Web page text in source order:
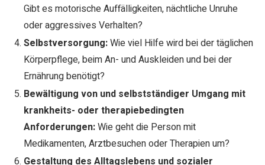
Gibt es motorische Auffälligkeiten, nächtliche Unruhe
oder aggressives Verhalten?
Selbstversorgung:Wie viel Hilfe wird bei der täglichen
Körperpflege, beim An- und Auskleiden und bei der
Ernährung benötigt?
Bewältigung von und selbstständiger Umgang mit
krankheits- oder therapiebedingten
Anforderungen:Wie geht die Person mit
Medikamenten, Arztbesuchen oder Therapien um?
Gestaltung des Alltagslebens und sozialer